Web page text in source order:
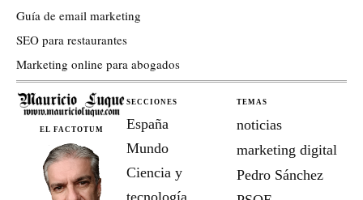
Guía de email marketing
SEO para restaurantes
Marketing online para abogados
EL FACTOTUM
SECCIONES
España
Mundo
Ciencia y
tecnología
TEMAS
noticias
marketing digital
Pedro Sánchez